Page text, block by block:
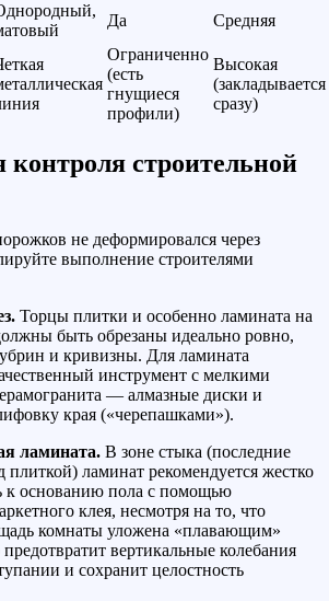
Да Средняя
Ограниченно
(есть
гнущиеся
профили)
Высокая
(закладывается
сразу)
контроля строительной
не деформировался через
выполнение строителями
Торцы плитки и особенно ламината на
быть обрезаны идеально ровно,
и кривизны. Для ламината
инструмент с мелкими
— алмазные диски и
края («черепашками»).
ламината. В зоне стыка (последние
плиткой) ламинат рекомендуется жестко
к основанию пола с помощью
клея, несмотря на то, что
комнаты уложена «плавающим»
вертикальные колебания
и сохранит целостность